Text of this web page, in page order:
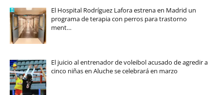
El Hospital Rodríguez Lafora estrena en Madrid un
programa de terapia con perros para trastorno
ment…
El juicio al entrenador de voleibol acusado de agredir a
cinco niñas en Aluche se celebrará en marzo